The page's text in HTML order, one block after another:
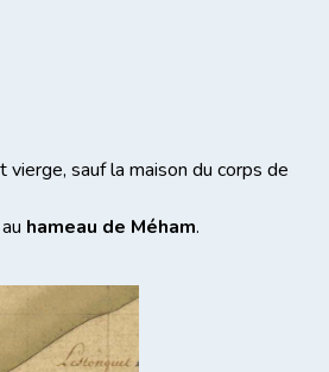
sauf la maison du corps de
hameau de Méham.